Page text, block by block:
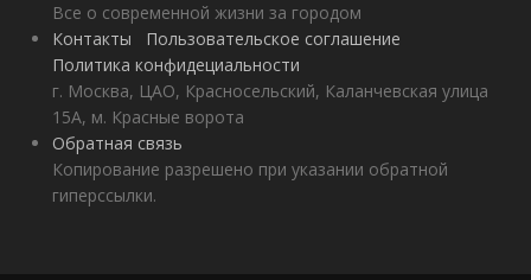
Все о современной жизни за городом
Контакты
Пользовательское соглашение
Политика конфидециальности
г. Москва, ЦАО, Красносельский, Каланчевская улица
15А, м. Красные ворота
Обратная связь
Копирование разрешено при указании обратной
гиперссылки.